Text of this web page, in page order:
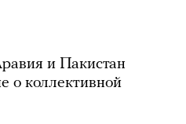
и Пакистан
о коллективной